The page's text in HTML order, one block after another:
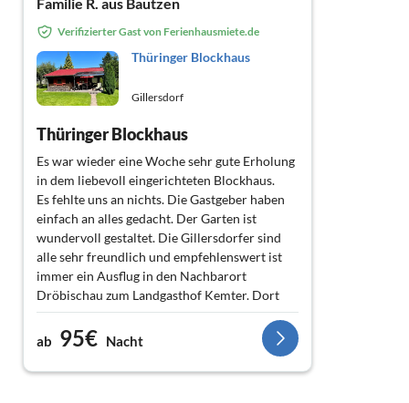
Verifizierter Gast von Ferienhausmiete.de
Thüringer Blockhaus
Gillersdorf
Thüringer Blockhaus
Es war wieder eine Woche sehr gute Erholung
in dem liebevoll eingerichteten Blockhaus.
Es fehlte uns an nichts. Die Gastgeber haben
einfach an alles gedacht. Der Garten ist
wundervoll gestaltet. Die Gillersdorfer sind
alle sehr freundlich und empfehlenswert ist
immer ein Ausflug in den Nachbarort
Dröbischau zum Landgasthof Kemter. Dort
gibt es die wahrscheinlich besten Thüringer
Klöße.
ab 95€ Nacht